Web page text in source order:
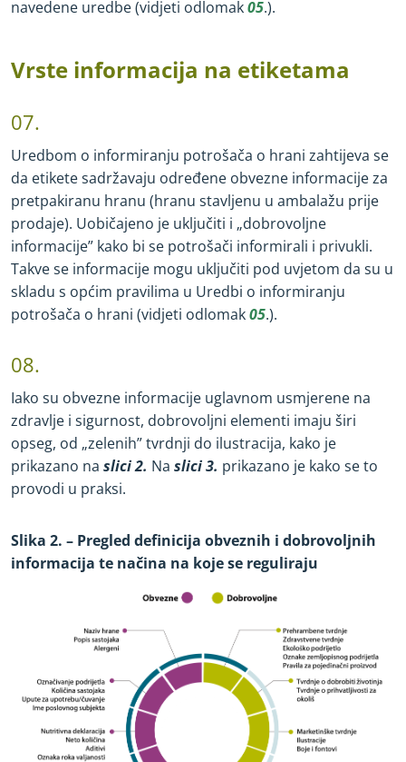
navedene uredbe (vidjeti odlomak05.).
Vrste informacija na etiketama
07.
Uredbom o informiranju potrošača o hrani zahtijeva se
da etikete sadržavaju određene obvezne informacije za
pretpakiranu hranu (hranu stavljenu u ambalažu prije
prodaje). Uobičajeno je uključiti i „dobrovoljne
informacije” kako bi se potrošači informirali i privukli.
Takve se informacije mogu uključiti pod uvjetom da su u
skladu s općim pravilima u Uredbi o informiranju
potrošača o hrani (vidjeti odlomak05.).
08.
Iako su obvezne informacije uglavnom usmjerene na
zdravlje i sigurnost, dobrovoljni elementi imaju širi
opseg, od „zelenih” tvrdnji do ilustracija, kako je
prikazano na slici 2. Na slici 3. prikazano je kako se to
provodi u praksi.
Slika 2. – Pregled definicija obveznih i dobrovoljnih
informacija te načina na koje se reguliraju